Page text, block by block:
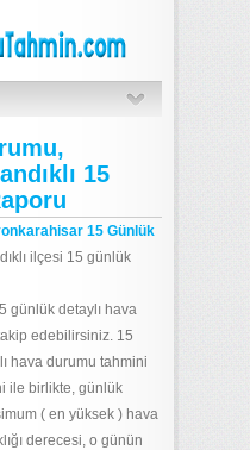
15
15 Günlük
ilçesi 15 günlük
günlük detaylı hava
edebilirsiniz. 15
hava durumu tahmini
ile birlikte, günlük
( en yüksek ) hava
derecesi, o günün